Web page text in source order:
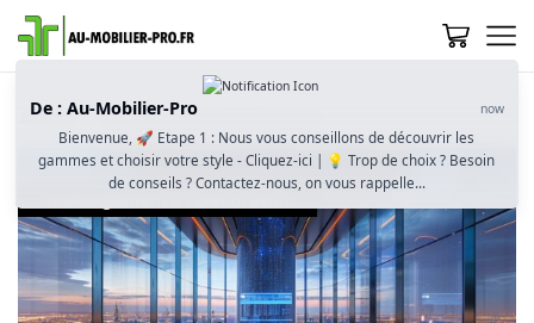
Accueil Aménagement Et Décoration
De : Au-Mobilier-Pro now
Bienvenue, 🚀 Etape 1 : Nous vous conseillons de découvrir les
gammes et choisir votre style - Cliquez-ici | 💡 Trop de choix ? Besoin
de conseils ? Contactez-nous, on vous rappelle...